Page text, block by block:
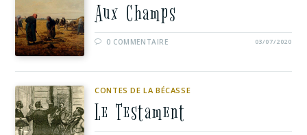
Aux Champs
0 COMMENTAIRE 03/07/2020
CONTES DE LA BÉCASSE
Le Testament